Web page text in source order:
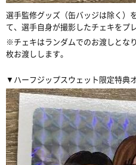
選手監修グッズ（缶バッジは除く）
て、選手自身が撮影したチェキをプ
※チェキはランダムでのお渡しとな
枚お渡しします。
▼ハーフジップスウェット限定特典